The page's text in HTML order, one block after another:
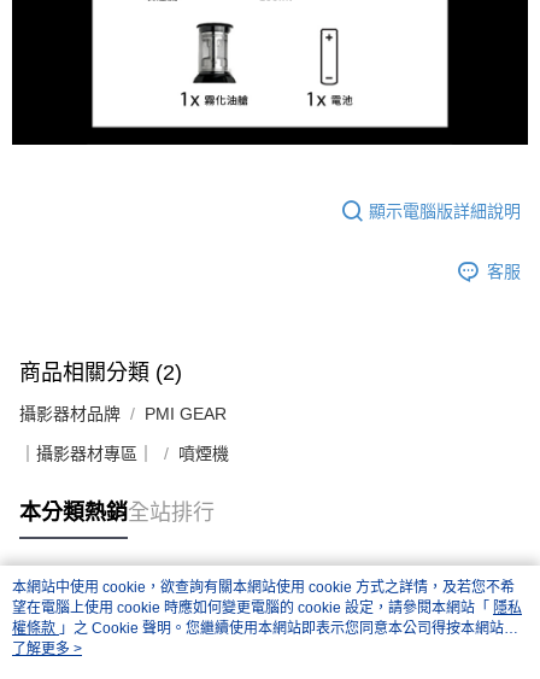
顯示電腦版詳細說明
客服
商品相關分類 (2)
攝影器材品牌 PMI GEAR
｜攝影器材專區｜ 噴煙機
本分類熱銷全站排行
熱門標籤
本網站中使用 cookie，欲查詢有關本網站使用 cookie 方式之詳情，及若您不希
望在電腦上使用 cookie 時應如何變更電腦的 cookie 設定，請參閱本網站「 隱私
權條款 」之 Cookie 聲明。您繼續使用本網站即表示您同意本公司得按本網站使
用條款之 Cookie 聲明使用 cookie。
了解更多 >